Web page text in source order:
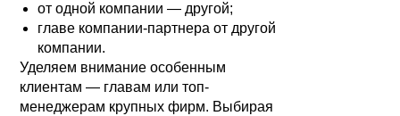
от одной компании — другой;
главе компании-партнера от другой
компании.
Уделяем внимание особенным
клиентам — главам или топ-
менеджерам крупных фирм. Выбирая